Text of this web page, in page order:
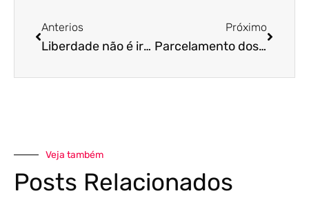
Anterios
Liberdade não é irresponsabilidade! Entenda o que fazer com os “espertinhos” que burlam o home office!
Próximo
Parcelamento dos débitos do Simples Nacional: saiba como fazer
Veja também
Posts Relacionados